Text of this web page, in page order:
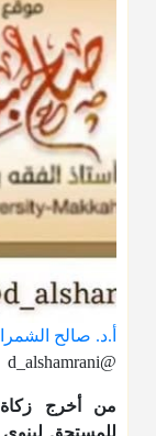
أ.د. صالح
@d_alshamrani
من أخرج
للمستحق لينوي